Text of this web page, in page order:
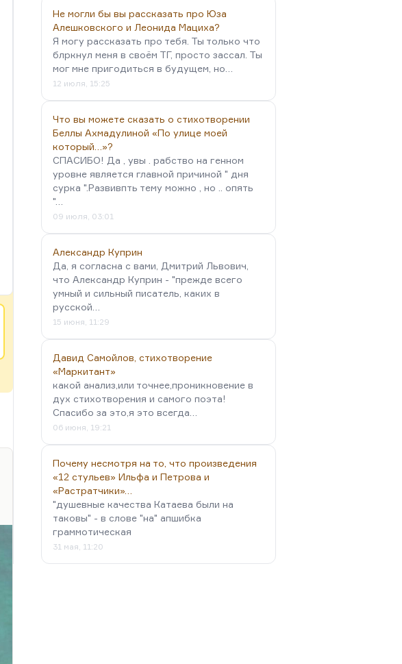
Не могли бы вы рассказать про Юза
Алешковского и Леонида Мациха?
Я могу рассказать про тебя. Ты только что
блркнул меня в своём ТГ, просто зассал. Ты
мог мне пригодиться в будущем, но…
12 июля, 15:25
Что вы можете сказать о стихотворении
Беллы Ахмадулиной «По улице моей
который…»?
СПАСИБО! Да , увы . рабство на генном
уровне является главной причиной " дня
сурка ".Развивпть тему можно , но .. опять
"…
09 июля, 03:01
Александр Куприн
Да, я согласна с вами, Дмитрий Львович,
что Александр Куприн - "прежде всего
умный и сильный писатель, каких в
русской…
15 июня, 11:29
Давид Самойлов, стихотворение
«Маркитант»
какой анализ,или точнее,проникновение в
дух стихотворения и самого поэта!
Спасибо за это,я это всегда…
06 июня, 19:21
Почему несмотря на то, что произведения
«12 стульев» Ильфа и Петрова и
«Растратчики»…
"душевные качества Катаева были на
таковы" - в слове "на" апшибка
граммотическая
31 мая, 11:20